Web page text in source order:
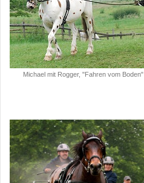
Michael mit Rogger, "Fahren vom Boden"